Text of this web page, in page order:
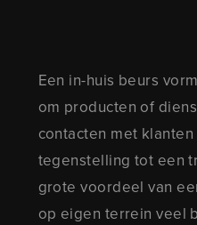
Een in-huis beurs
om producten of
contacten met
tegenstelling tot een
grote voordeel van
op eigen terrein veel